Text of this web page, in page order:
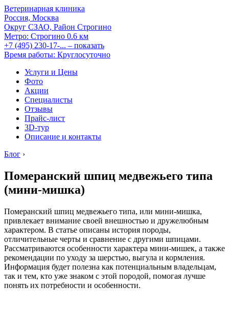
Ветеринарная клиника
Россия, Москва
Округ СЗАО, Район Строгино
Метро: Строгино 0.6 км
+7 (495) 230-17-... – показать
Время работы: Круглосуточно
Услуги и Цены
Фото
Акции
Специалисты
Отзывы
Прайс-лист
3D-тур
Описание и контакты
Блог ›
Померанский шпиц медвежьего типа
(мини-мишка)
Померанский шпиц медвежьего типа, или мини-мишка,
привлекает внимание своей внешностью и дружелюбным
характером. В статье описаны история породы,
отличительные черты и сравнение с другими шпицами.
Рассматриваются особенности характера мини-мишек, а также
рекомендации по уходу за шерстью, выгула и кормления.
Информация будет полезна как потенциальным владельцам,
так и тем, кто уже знаком с этой породой, помогая лучше
понять их потребности и особенности.